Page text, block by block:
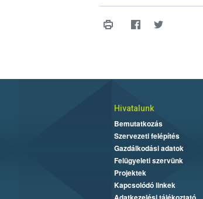
Hivatalunk
Bemutatkozás
Szervezeti felépítés
Gazdálkodási adatok
Felügyeleti szervünk
Projektek
Kapcsolódó linkek